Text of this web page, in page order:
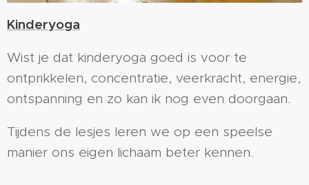
Kinderyoga
Wist je dat kinderyoga goed is voor te
ontprikkelen, concentratie, veerkracht, energie,
ontspanning en zo kan ik nog even doorgaan.
Tijdens de lesjes leren we op een speelse
manier ons eigen lichaam beter kennen.